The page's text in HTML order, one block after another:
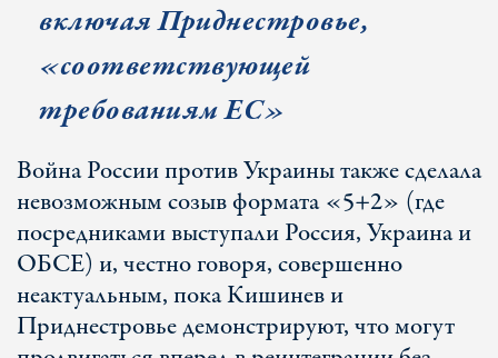
включая Приднестровье,
«соответствующей
требованиям ЕС»
Война России против Украины также сделала
невозможным созыв формата «5+2» (где
посредниками выступали Россия, Украина и
ОБСЕ) и, честно говоря, совершенно
неактуальным, пока Кишинев и
Приднестровье демонстрируют, что могут